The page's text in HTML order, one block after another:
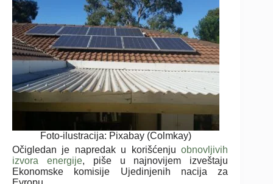
Foto-ilustracija: Pixabay (Colmkay)
Očigledan je napredak u korišćenjuobnovljivih
izvora energije, piše u najnovijem izveštaju
Ekonomske komisije Ujedinjenih nacija za